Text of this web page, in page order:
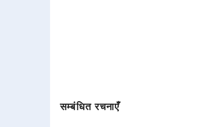
सम्बंधित रचनाएँ